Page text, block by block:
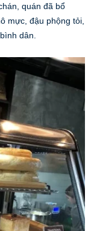
quán đã bổ
mực, đậu phộng tỏi,
dân.